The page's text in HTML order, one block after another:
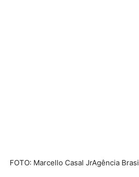
FOTO: Marcello Casal JrAgência Brasi